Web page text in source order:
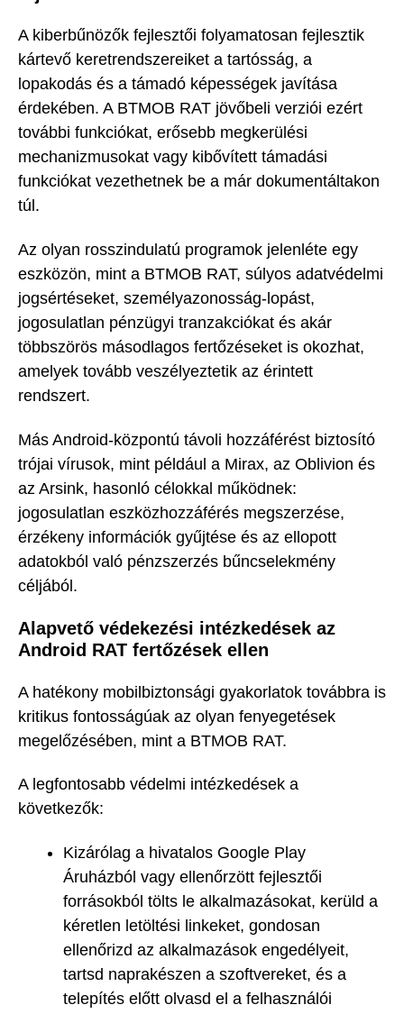
A kiberbűnözők fejlesztői folyamatosan fejlesztik
kártevő keretrendszereiket a tartósság, a
lopakodás és a támadó képességek javítása
érdekében. A BTMOB RAT jövőbeli verziói ezért
további funkciókat, erősebb megkerülési
mechanizmusokat vagy kibővített támadási
funkciókat vezethetnek be a már dokumentáltakon
túl.
Az olyan rosszindulatú programok jelenléte egy
eszközön, mint a BTMOB RAT, súlyos adatvédelmi
jogsértéseket, személyazonosság-lopást,
jogosulatlan pénzügyi tranzakciókat és akár
többszörös másodlagos fertőzéseket is okozhat,
amelyek tovább veszélyeztetik az érintett
rendszert.
Más Android-központú távoli hozzáférést biztosító
trójai vírusok, mint például a Mirax, az Oblivion és
az Arsink, hasonló célokkal működnek:
jogosulatlan eszközhozzáférés megszerzése,
érzékeny információk gyűjtése és az ellopott
adatokból való pénzszerzés bűncselekmény
céljából.
Alapvető védekezési intézkedések az
Android RAT fertőzések ellen
A hatékony mobilbiztonsági gyakorlatok továbbra is
kritikus fontosságúak az olyan fenyegetések
megelőzésében, mint a BTMOB RAT.
A legfontosabb védelmi intézkedések a
következők:
Kizárólag a hivatalos Google Play
Áruházból vagy ellenőrzött fejlesztői
forrásokból tölts le alkalmazásokat, kerüld a
kéretlen letöltési linkeket, gondosan
ellenőrizd az alkalmazások engedélyeit,
tartsd naprakészen a szoftvereket, és a
telepítés előtt olvasd el a felhasználói